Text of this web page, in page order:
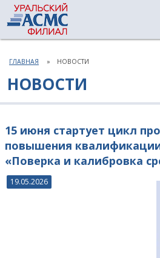
ГЛАВНАЯ НОВОСТИ
НОВОСТИ
15 июня стартует цикл
повышения
«Поверка и калибровка
19.05.2026